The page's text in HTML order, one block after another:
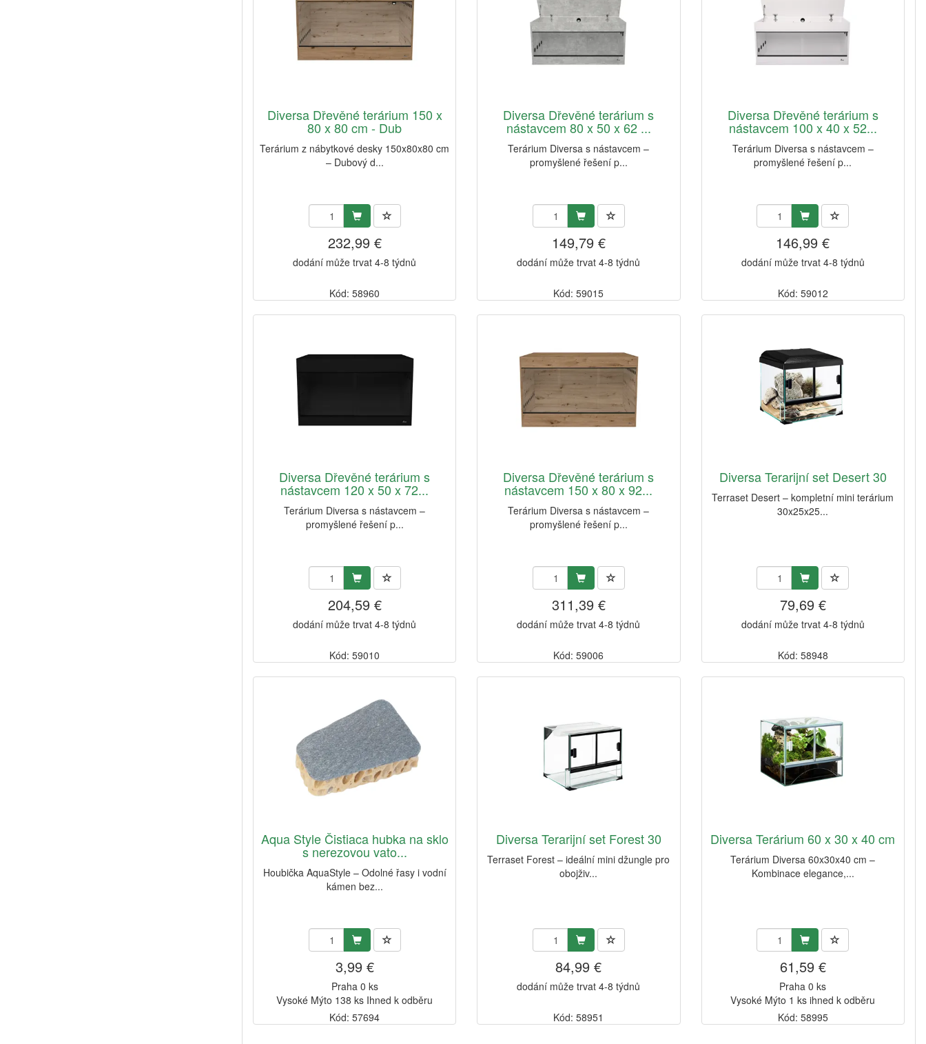
Diversa Dřevěné terárium 150 x
80 x 80 cm - Dub
Terárium z nábytkové desky 150x80x80 cm
– Dubový d...
232,99 €
dodání může trvat 4-8 týdnů
Kód: 58960
Diversa Dřevěné terárium s
nástavcem 80 x 50 x 62 ...
Terárium Diversa s nástavcem –
promyšlené řešení p...
149,79 €
dodání může trvat 4-8 týdnů
Kód: 59015
Diversa Dřevěné terárium s
nástavcem 100 x 40 x 52...
Terárium Diversa s nástavcem –
promyšlené řešení p...
146,99 €
dodání může trvat 4-8 týdnů
Kód: 59012
Diversa Dřevěné terárium s
nástavcem 120 x 50 x 72...
Terárium Diversa s nástavcem –
promyšlené řešení p...
204,59 €
dodání může trvat 4-8 týdnů
Kód: 59010
Diversa Dřevěné terárium s
nástavcem 150 x 80 x 92...
Terárium Diversa s nástavcem –
promyšlené řešení p...
311,39 €
dodání může trvat 4-8 týdnů
Kód: 59006
Diversa Terarijní set Desert 30
Terraset Desert – kompletní mini terárium
30x25x25...
79,69 €
dodání může trvat 4-8 týdnů
Kód: 58948
Aqua Style Čistiaca hubka na sklo
s nerezovou vato...
Houbička AquaStyle – Odolné řasy i vodní
kámen bez...
3,99 €
Praha 0 ks
Vysoké Mýto 138 ks Ihned k odběru
Kód: 57694
Diversa Terarijní set Forest 30
Terraset Forest – ideální mini džungle pro
obojživ...
84,99 €
dodání může trvat 4-8 týdnů
Kód: 58951
Diversa Terárium 60 x 30 x 40 cm
Terárium Diversa 60x30x40 cm –
Kombinace elegance,...
61,59 €
Praha 0 ks
Vysoké Mýto 1 ks ihned k odběru
Kód: 58995